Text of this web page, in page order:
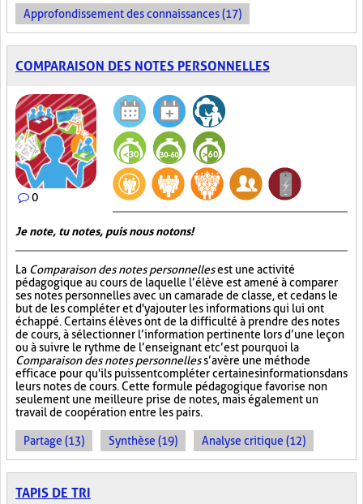
Approfondissement des connaissances (17)
COMPARAISON DES NOTES PERSONNELLES
0
Je note, tu notes, puis nous notons!
La Comparaison des notes personnellesest une activité
pédagogique au cours de laquelle l’élève est amené à comparer
ses notes personnelles avec un camarade de classe, et ce dans le
but de les compléter et d'y ajouter les informations qui lui ont
échappé. Certains élèves ont de la difficulté à prendre des notes
de cours, à sélectionner l’information pertinente lors d’une leçon
ou à suivre le rythme de l’enseignant et c’est pourquoi la
Comparaison des notes personnelless’avère une méthode
efficace pour qu'ils puissent compléter certaines informations dans
leurs notes de cours. Cette formule pédagogique favorise non
seulement une meilleure prise de notes, mais également un
travail de coopération entre les pairs.
Partage (13) Synthèse (19) Analyse critique (12)
TAPIS DE TRI